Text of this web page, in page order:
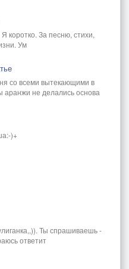
коротко. За песню, стихи,
Ум
со всеми вытекающими в
не делались основа
)+
Ты спрашиваешь -
ответит